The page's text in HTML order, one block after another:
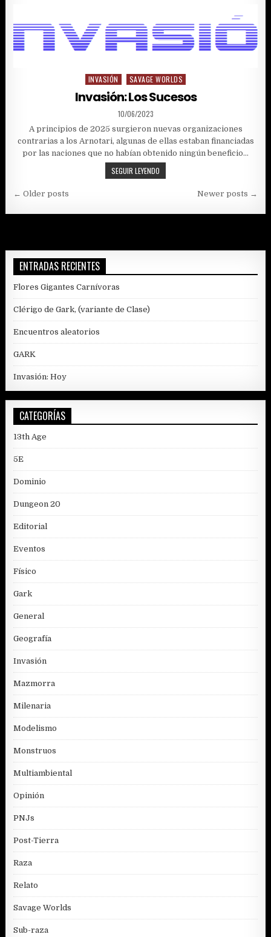
LA
LLEGADA
Posted
INVASIÓN SAVAGE WORLDS
Invasión: Los Sucesos
PUBLISHED
DATE:
10/06/2023
A principios de 2025 surgieron nuevas organizaciones
contrarias a los Arnotari, algunas de ellas estaban financiadas
por las naciones que no habían obtenido ningún beneficio…
SEGUIR LEYENDO
LOS
Navegación
de
← Older posts Newer posts →
ENTRADAS RECIENTES
Flores Gigantes Carnívoras
Clérigo de Gark, (variante de Clase)
Encuentros aleatorios
GARK
Invasión: Hoy
CATEGORÍAS
13th Age
5E
Dominio
Dungeon 20
Editorial
Eventos
Físico
Gark
General
Geografía
Invasión
Mazmorra
Milenaria
Modelismo
Monstruos
Multiambiental
Opinión
PNJs
Post-Tierra
Raza
Relato
Savage Worlds
Sub-raza